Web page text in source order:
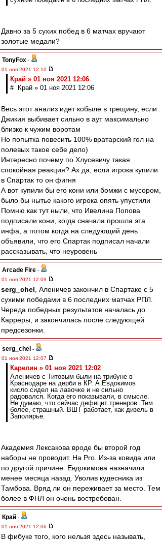
Давно за 5 сухих побед в 6 матчах вручают
золотые медали?
TonyFox -
01 ноя 2021 12:10
Край » 01 ноя 2021 12:06
# Край » 01 ноя 2021 12:06
Весь этот анализ идет кобыле в трещину, если
Джикия выбивает сильно в аут максимально
близко к чужим воротам
Но попытка повесить 100% вратарский гол на
полевых такое себе дело)
Интересно почему по Хлусевичу такая
спокойная реакция? Ах да, если игрока купили
в Спартак то он фигня
А вот купили бы его кони или бомжи с мусором,
было бы нытье какого игрока опять упустили
Помню как тут ныли, что Ивелина Попова
подписали кони, когда сначала прошла эта
инфа, а потом когда на следующий день
объявили, что его Спартак подписал начали
рассказывать, что неуровень
Arcade Fire -
01 ноя 2021 12:09
serg_chel , Аленичев закончил в Спартаке с 5
сухими победами в 6 последних матчах РПЛ.
Череда победных результатов началась до
Карреры, и закончилась после следующей
предсезонки.
serg_chel -
01 ноя 2021 12:07
Карелин » 01 ноя 2021 12:02
Аленичев с Титовым были на трибуне в
Краснодаре на дерби в КР. А Евдокимов
кисло сидел на лавочке и не сильно
радовался. Когда его показывали, в смысле.
Не думаю, что сейчас дефицит тренеров. Тем
более, страшный. ВШТ работает, как дизель в
Заполярье.
Академия Лексакова вроде бы второй год
наборы не проводит. На Pro. Из-за ковида или
по другой причине. Евдокимова назначили
менее месяца назад. Уволив кудесника из
Тамбова. Вряд ли он переживает за место. Тем
более в ФНЛ он очень востребован.
Край -
01 ноя 2021 12:06
В фибуке того, кого нельзя здесь называть,